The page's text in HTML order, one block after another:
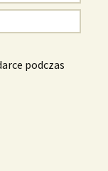
podczas